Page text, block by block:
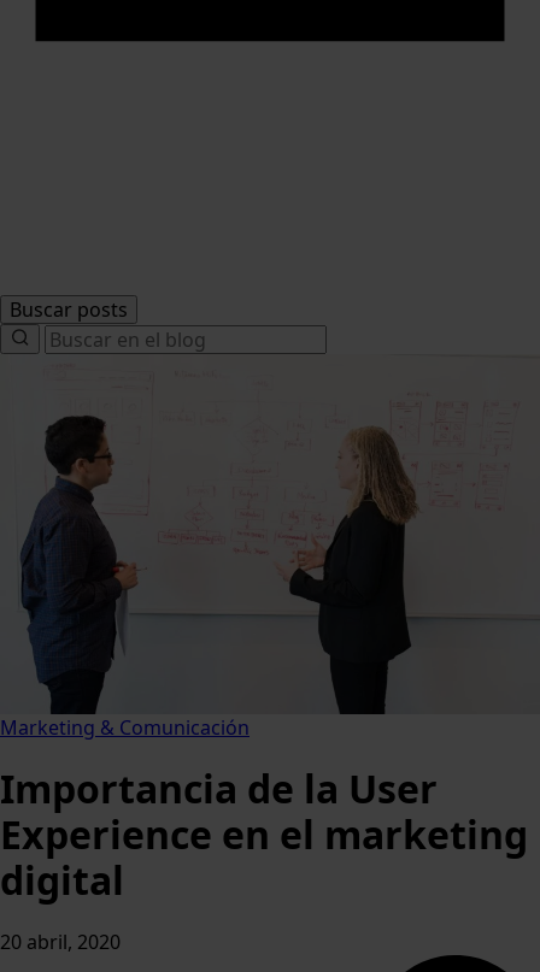
Buscar posts
Search
for:
Marketing & Comunicación
Importancia de la User
Experience en el marketing
digital
20 abril, 2020